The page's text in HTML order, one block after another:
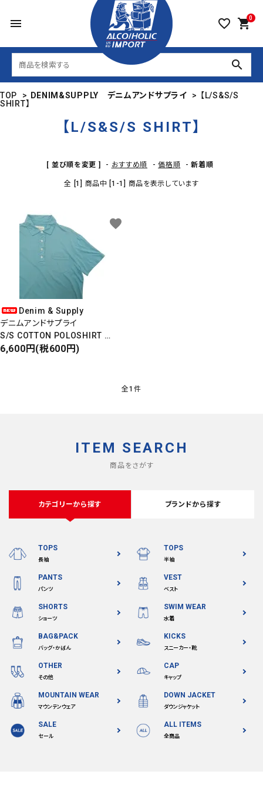
menu favorite_border 0
shopping_cart
search
TOP > DENIM&SUPPLY デニムアンドサプライ >
【L/S&S/S
SHIRT】
【L/S&S/S SHIRT】
[ 並び順を変更 ] - おすすめ順 -価格順 -新着順
全 [1] 商品中 [1-1] 商品を表示しています
Denim & Supply
デニムアンドサプライ
S/S COTTON POLOSHIRT
半袖コットンポロシャツ
6,600円(税600円)
favorite
全1件
カテゴリー
ITEM SEARCH
商品をさがす
カテゴリーから探す ブランドから探す
TOPS
長袖
TOPS
半袖
PANTS
パンツ
VEST
ベスト
SHORTS
ショーツ
SWIM WEAR
水着
BAG&PACK
バッグ・かばん
KICKS
スニーカー・靴
OTHER
その他
CAP
キャップ
MOUNTAIN WEAR
マウンテンウェア
DOWN JACKET
ダウンジャケット
SALE
セール
ALL ITEMS
全商品